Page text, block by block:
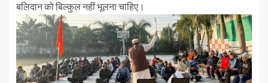
बलिदान को बिल्कुल नहीं भूलना चाहिए।